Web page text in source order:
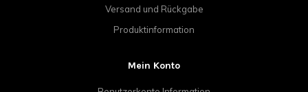
Versand und Rückgabe
Produktinformation
Mein Konto